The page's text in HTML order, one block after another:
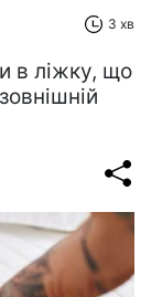
3 хв
в ліжку, що